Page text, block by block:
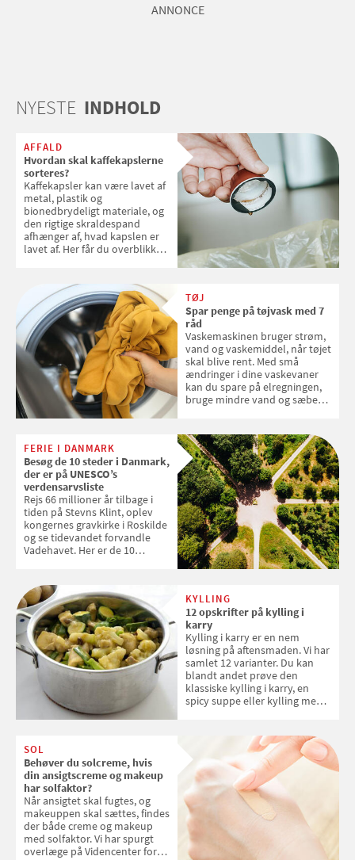
ANNONCE
NYESTE INDHOLD
AFFALD
Hvordan skal kaffekapslerne
sorteres?
Kaffekapsler kan være lavet af
metal, plastik og
bionedbrydeligt materiale, og
den rigtige skraldespand
afhænger af, hvad kapslen er
lavet af. Her får du overblikket
TØJ
Spar penge på tøjvask med 7
råd
Vaskemaskinen bruger strøm,
vand og vaskemiddel, når tøjet
skal blive rent. Med små
ændringer i dine vaskevaner
kan du spare på elregningen,
bruge mindre vand og sæbe
enkle råd til at spare penge på
tøjvasken
FERIE I DANMARK
Besøg de 10 steder i Danmark,
der er på UNESCO’s
verdensarvsliste
Rejs 66 millioner år tilbage i
tiden på Stevns Klint, oplev
kongernes gravkirke i Roskilde
og se tidevandet forvandle
Vadehavet. Her er de 10
KYLLING
12 opskrifter på kylling i
karry
Kylling i karry er en nem
løsning på aftensmaden. Vi har
samlet 12 varianter. Du kan
blandt andet prøve den
klassiske kylling i karry, en
spicy suppe eller kylling med
SOL
Behøver du solcreme, hvis
din ansigtscreme og makeup
har solfaktor?
Når ansigtet skal fugtes, og
makeuppen skal sættes, findes
der både creme og makeup
med solfaktor. Vi har spurgt
overlæge på Videncenter for